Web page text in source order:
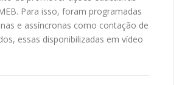
Para isso, foram programadas
e assíncronas como contação de
essas disponibilizadas em vídeo